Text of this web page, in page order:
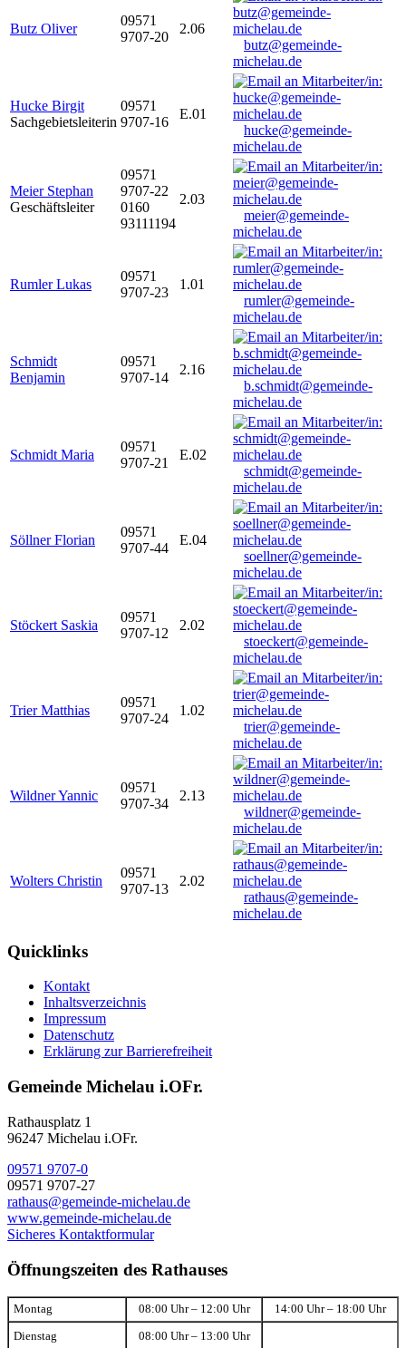
Butz Oliver
09571
9707-20
2.06
butz@gemeinde-
michelau.de
Hucke Birgit
Sachgebietsleiterin
09571
9707-16
E.01
hucke@gemeinde-
michelau.de
Meier Stephan
Geschäftsleiter
09571
9707-22
0160
93111194
2.03
meier@gemeinde-
michelau.de
Rumler Lukas
09571
9707-23
1.01
rumler@gemeinde-
michelau.de
Schmidt
Benjamin
09571
9707-14
2.16
b.schmidt@gemeinde-
michelau.de
Schmidt Maria
09571
9707-21
E.02
schmidt@gemeinde-
michelau.de
Söllner Florian
09571
9707-44
E.04
soellner@gemeinde-
michelau.de
Stöckert Saskia
09571
9707-12
2.02
stoeckert@gemeinde-
michelau.de
Trier Matthias
09571
9707-24
1.02
trier@gemeinde-
michelau.de
Wildner Yannic
09571
9707-34
2.13
wildner@gemeinde-
michelau.de
Wolters Christin
09571
9707-13
2.02
rathaus@gemeinde-
michelau.de
Quicklinks
Kontakt
Inhaltsverzeichnis
Impressum
Datenschutz
Erklärung zur Barrierefreiheit
Gemeinde Michelau i.OFr.
Rathausplatz 1
96247 Michelau i.OFr.
09571 9707-0
09571 9707-27
rathaus@gemeinde-michelau.de
www.gemeinde-michelau.de
Sicheres Kontaktformular
Öffnungszeiten des Rathauses
Montag 08:00 Uhr – 12:00 Uhr 14:00 Uhr – 18:00 Uhr
Dienstag 08:00 Uhr – 13:00 Uhr